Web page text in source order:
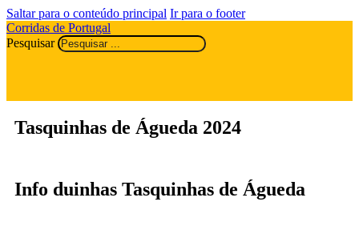
Saltar para o conteúdo principal Ir para o footer
Corridas de Portugal
Pesquisar
Tasquinhas de Águeda 2024
Info duinhas Tasquinhas de Águeda